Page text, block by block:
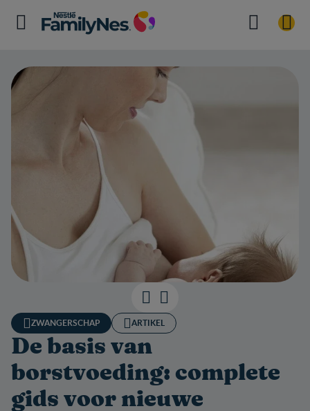
ZWANGERSCHAP ARTIKEL
De basis van
borstvoeding: complete
gids voor nieuwe